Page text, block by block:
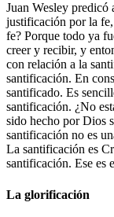
Juan Wesley predicó
justificación por la
fe? Porque todo ya
creer y recibir, y
con relación a la
santificación. En
santificado. Es
santificación. ¿No
sido hecho por Dios
santificación no es
La santificación es
santificación. Ese es
La glorificación